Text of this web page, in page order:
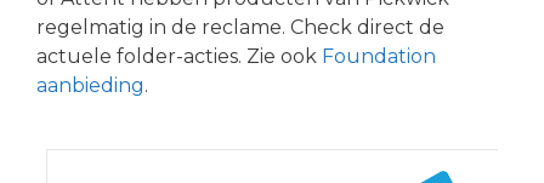
regelmatig in de reclame. Check direct de
actuele folder-acties. Zie ook Foundation
aanbieding.